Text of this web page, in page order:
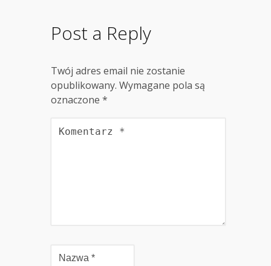
Post a Reply
Twój adres email nie zostanie
opublikowany. Wymagane pola są
oznaczone *